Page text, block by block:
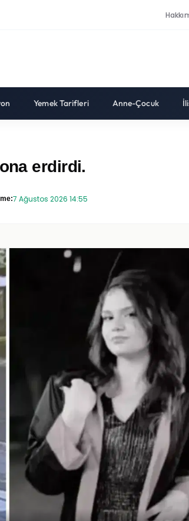
Yemek Tarifleri Anne-Çocuk
erdirdi.
7 Ağustos 2026 14:55